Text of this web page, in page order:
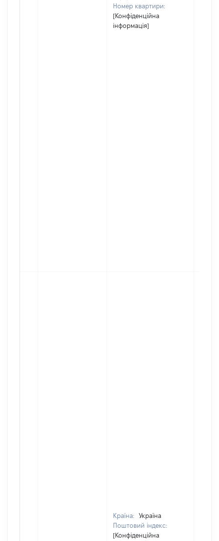
Номер квартири:
[Конфіденційна
інформація]
Країна:
Україна
Поштовий індекс:
[Конфіденційна